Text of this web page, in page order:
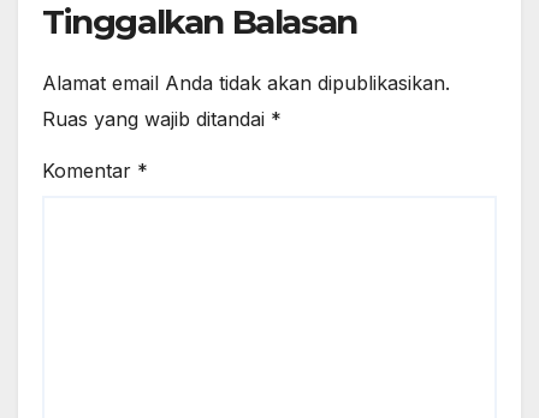
Tinggalkan Balasan
Alamat email Anda tidak akan dipublikasikan.
Ruas yang wajib ditandai *
Komentar *